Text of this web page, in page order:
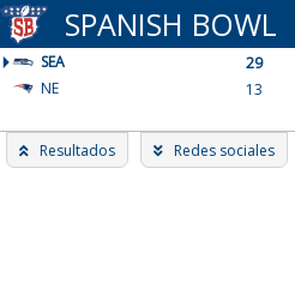
Skip
to
content
SPANISH BOWL
SEA
29
NE
13
Resultados Redes sociales